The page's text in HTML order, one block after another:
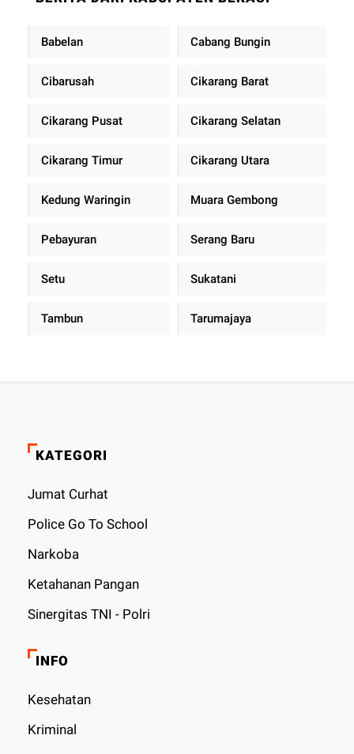
Babelan Cabang Bungin
Cibarusah Cikarang Barat
Cikarang Pusat Cikarang Selatan
Cikarang Timur Cikarang Utara
Kedung Waringin Muara Gembong
Pebayuran Serang Baru
Setu Sukatani
Tambun Tarumajaya
KATEGORI
Jumat Curhat
Police Go To School
Narkoba
Ketahanan Pangan
Sinergitas TNI - Polri
INFO
Kesehatan
Kriminal